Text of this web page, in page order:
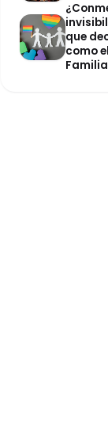
que
como